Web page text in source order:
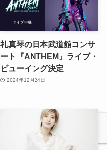
礼真琴の日本武道館コンサ
ート『ANTHEM』ライブ・
ビューイング決定
2024年12月24日